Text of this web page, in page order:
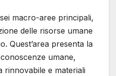
macro-aree principali,
delle risorse umane
Quest’area presenta la
umane,
rinnovabile e materiali